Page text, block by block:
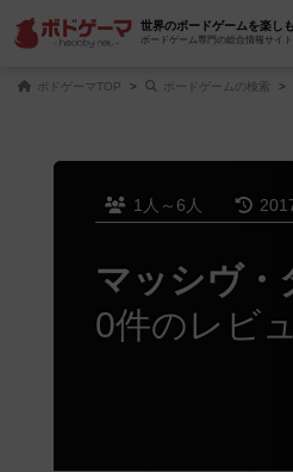
世界のボードゲームを楽し
ボードゲーム専門の総合情報サイト
ボドゲーマTOP ボードゲームの検索
1人～6人
マッシヴ・
0件のレビ